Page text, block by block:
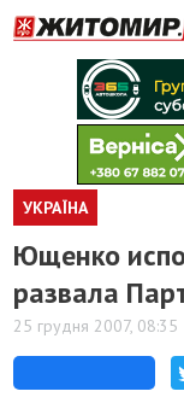
УКРАЇНА
Ющенко
развала
25 грудня 2007, 08:35